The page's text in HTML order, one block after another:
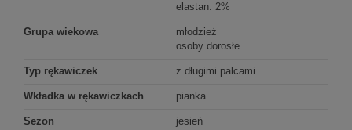
elastan: 2%
Grupa wiekowa
młodzież
osoby dorosłe
Typ rękawiczek z długimi palcami
Wkładka w rękawiczkach pianka
Sezon
jesień